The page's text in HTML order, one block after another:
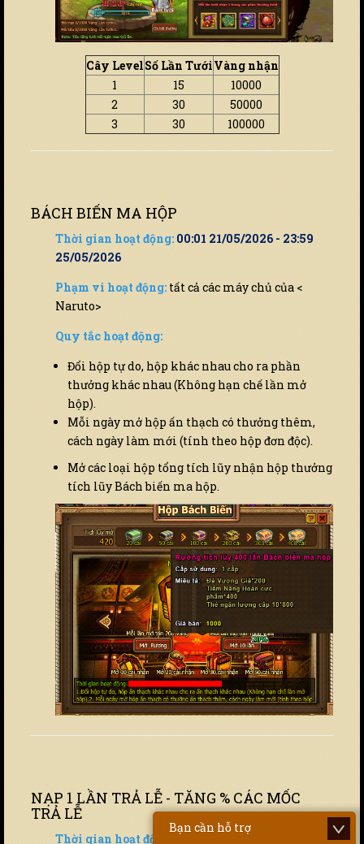
Cây LevelSố Lần TướiVàng nhận
1
15
10000
2
30
50000
3
30 100000
BÁCH BIẾN MA HỘP
Thời gian hoạt động: 00:01 21/05/2026 - 23:59
25/05/2026
Phạm vi hoạt động: tất cả các máy chủ của <
Naruto>
Quy tắc hoạt động:
Đổi hộp tự do, hộp khác nhau cho ra phần
thưởng khác nhau (Không hạn chế lần mở
hộp).
Mỗi ngày mở hộp ấn thạch có thưởng thêm,
cách ngày làm mới (tính theo hộp đơn độc).
Mở các loại hộp tổng tích lũy nhận hộp thưởng
tích lũy Bách biến ma hộp.
NẠP 1 LẦN TRẢ LỄ - TĂNG % CÁC MỐC
TRẢ LỄ
Thời gian hoạt động: 00:01 21/05/2026 - 23:59
Bạn cần hỗ trợ